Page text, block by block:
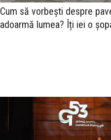
Cum să vorbești despre
adoarmă lumea? Îți iei o